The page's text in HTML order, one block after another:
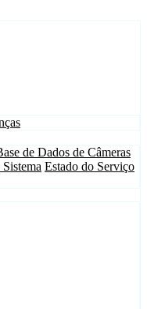
de Dados de Câmeras
Estado do Serviço